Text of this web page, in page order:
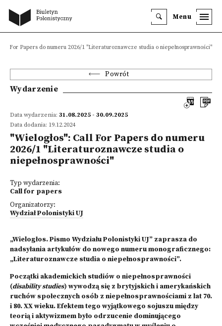
Menu
For Papers do numeru 2026/1 "Literaturoznawcze studia o niepełnosprawności"
Powrót
Wydarzenie
Data wydarzenia: 31.08.2025 - 30.09.2025
Data dodania: 19.12.2024
"Wielogłos": Call For Papers do numeru
2026/1 "Literaturoznawcze studia o
niepełnosprawności"
Typ wydarzenia:
Call for papers
Organizatorzy:
Wydział Polonistyki UJ
„Wielogłos. Pismo Wydziału Polonistyki UJ” zaprasza do
nadsyłania artykułów do nowego numeru monograficznego:
„Literaturoznawcze studia o niepełnosprawności”.
Początki akademickich studiów o niepełnosprawności
(disability studies) wywodzą się z brytyjskich i amerykańskich
ruchów społecznych osób z niepełnosprawnościami z lat 70.
i 80. XX wieku. Efektem tego wyjątkowego sojuszu między
teorią i aktywizmem było odrzucenie dominującego